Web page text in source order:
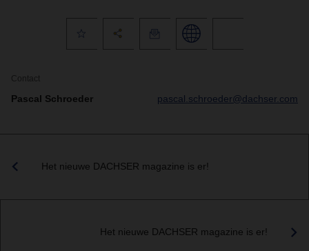
Contact
Pascal Schroeder pascal.schroeder@dachser.com
Het nieuwe DACHSER magazine is er!
Het nieuwe DACHSER magazine is er!